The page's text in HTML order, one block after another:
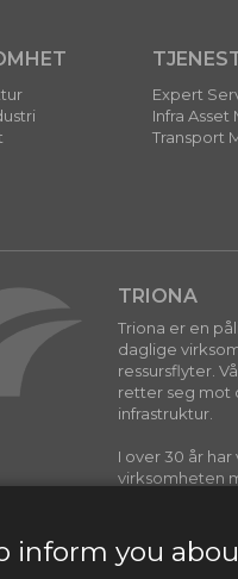
Expert
Infra
Transport
TRIONA
Triona er en
daglige
ressursflyter.
retter seg mot
infrastruktur.
I over 30 år
virksomheten
inform you